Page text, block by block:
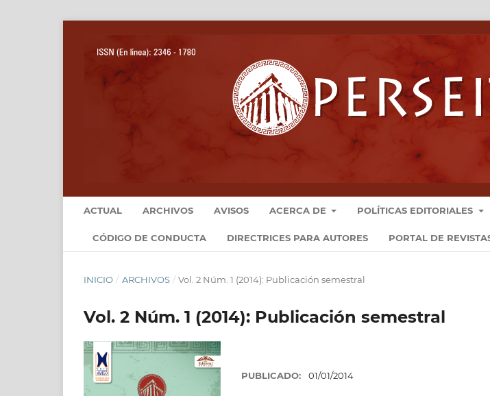
ACTUAL ARCHIVOS AVISOS ACERCA DE POLÍTICAS EDITORIALES
CÓDIGO DE CONDUCTA DIRECTRICES PARA AUTORES PORTAL DE
INICIO / ARCHIVOS / Vol. 2 Núm. 1 (2014): Publicación semestral
Vol. 2 Núm. 1 (2014): Publicación semestral
PUBLICADO: 01/01/2014